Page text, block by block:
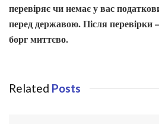
перевіряє чи немає у вас
перед державою. Після перевірки
борг миттєво.
Related Posts